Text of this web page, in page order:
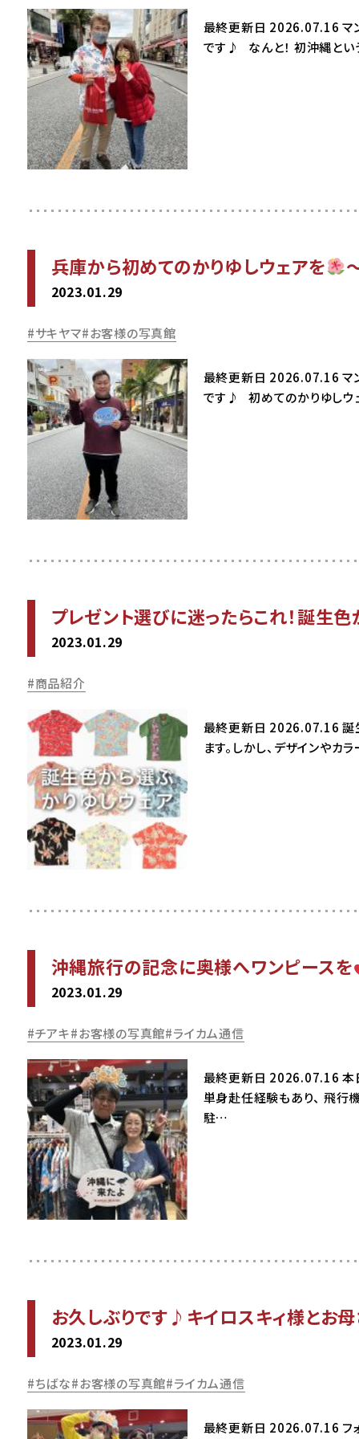
最終更新日 2026.07.16 マ
です♪ なんと！ 初沖縄とい
兵庫から初めてのかりゆしウェアを
2023.01.29
サキヤマ お客様の写真館
最終更新日 2026.07.16 マ
です♪ 初めてのかりゆしウ
プレゼント選びに迷ったらこれ！誕生
2023.01.29
商品紹介
最終更新日 2026.07.16 誕
ます。しかし、デザインや
沖縄旅行の記念に奥様へワンピースを
2023.01.29
チアキ お客様の写真館 ライカム通信
最終更新日 2026.07.16 本
単身赴任経験もあり、 飛行
駐…
お久しぶりです♪キイロスキィ様とお母
2023.01.29
ちばな お客様の写真館 ライカム通信
最終更新日 2026.07.16 フ